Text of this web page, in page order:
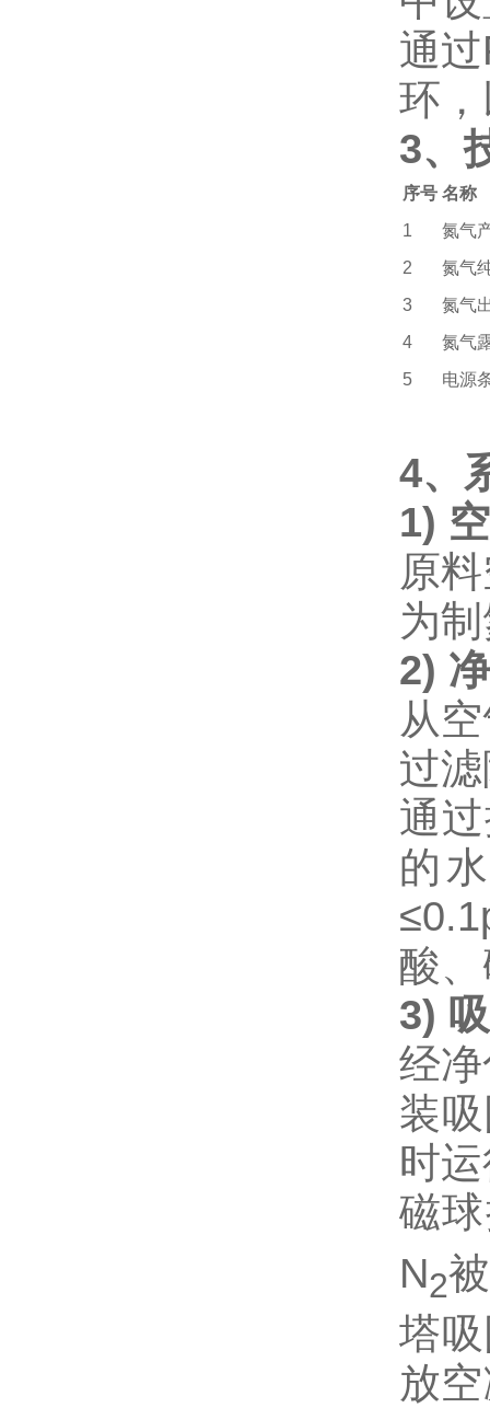
通
环
3、
序号 名称
1
氮气
2
氮气
3
氮气
4
氮气
5
电源
4、
1)
原
为
2)
从
过
通
的
酸
3)
经
装
时
磁
N2
塔
放